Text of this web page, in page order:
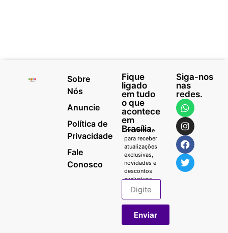
Sobre
Nós
Anuncie
Política de
Privacidade
Fale
Conosco
Fique
ligado
em tudo
o que
acontece
em
Brasília
Inscreva-se
para receber
atualizações
exclusivas,
novidades e
descontos
exclusivos.
Enviar
Siga-nos
nas
redes.